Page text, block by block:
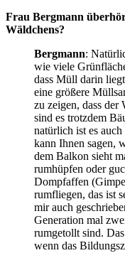
Frau Bergmann
Wäldchens?
Bergmann:
wie viele
dass Müll darin
eine größere
zu zeigen, dass
sind es trotzdem
natürlich ist es
kann Ihnen sagen,
dem Balkon sieht
rumhüpfen oder
Dompfaffen
rumfliegen, das ist
mir auch
Generation mal
rumgetollt sind.
wenn das